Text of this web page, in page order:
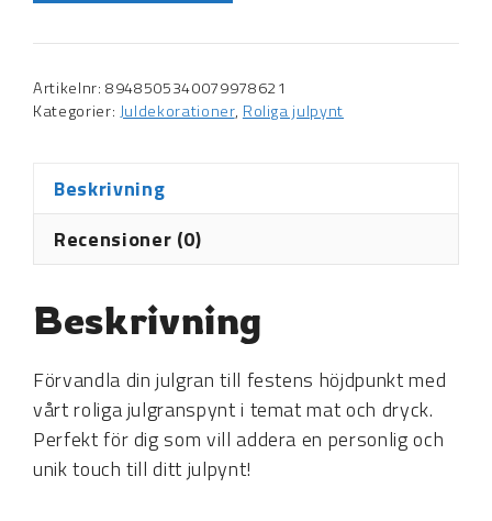
Artikelnr:8948505340079978621
Kategorier: Juldekorationer, Roliga julpynt
Beskrivning
Recensioner (0)
Beskrivning
Förvandla din julgran till festens höjdpunkt med
vårt roliga julgranspynt i temat mat och dryck.
Perfekt för dig som vill addera en personlig och
unik touch till ditt julpynt!